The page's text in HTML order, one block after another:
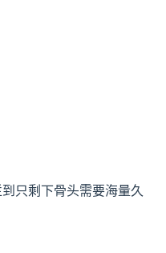
只剩下骨头需要海量久